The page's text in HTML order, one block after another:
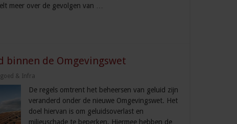
meer over de gevolgen van …
binnen de Omgevingswet
& Infra
De regels omtrent het beheersen van geluid zijn
veranderd onder de nieuwe Omgevingswet. Het
doel hiervan is om geluidsoverlast en
milieuschade te beperken. Hiermee hebben de